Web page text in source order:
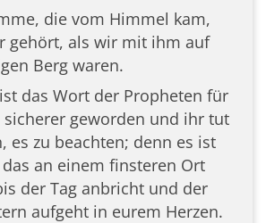
die vom Himmel kam,
gehört, als wir mit ihm auf
Berg waren.
das Wort der Propheten für
sicherer geworden und ihr tut
es zu beachten; denn es ist
an einem finsteren Ort
der Tag anbricht und der
aufgeht in eurem Herzen.